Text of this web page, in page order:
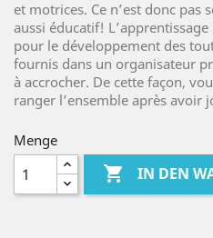
et motrices. Ce n’est donc pas
aussi éducatif!
pour le développement des
fournis dans un organisateur
à accrocher. De cette façon,
ranger l’ensemble après avoir
Menge
 IN DEN